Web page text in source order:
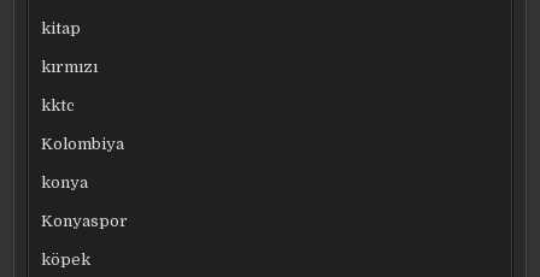
kitap
kırmızı
kktc
Kolombiya
konya
Konyaspor
köpek